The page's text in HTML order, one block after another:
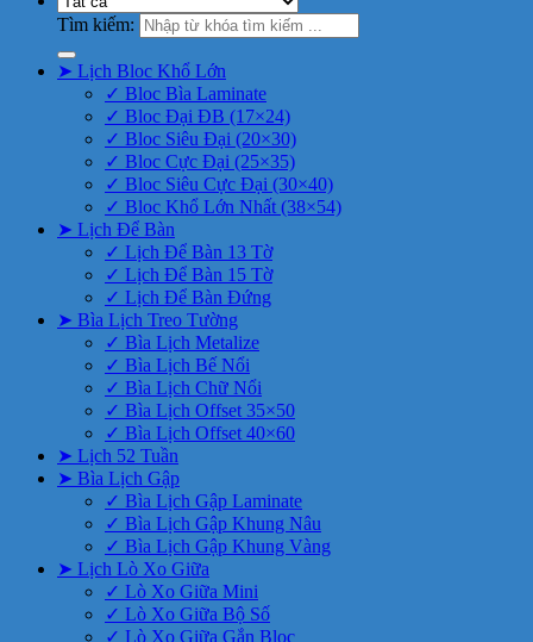
Tìm kiếm:
➤ Lịch Bloc Khổ Lớn
✓ Bloc Bìa Laminate
✓ Bloc Đại ĐB (17×24)
✓ Bloc Siêu Đại (20×30)
✓ Bloc Cực Đại (25×35)
✓ Bloc Siêu Cực Đại (30×40)
✓ Bloc Khổ Lớn Nhất (38×54)
➤ Lịch Để Bàn
✓ Lịch Để Bàn 13 Tờ
✓ Lịch Để Bàn 15 Tờ
✓ Lịch Để Bàn Đứng
➤ Bìa Lịch Treo Tường
✓ Bìa Lịch Metalize
✓ Bìa Lịch Bế Nổi
✓ Bìa Lịch Chữ Nổi
✓ Bìa Lịch Offset 35×50
✓ Bìa Lịch Offset 40×60
➤ Lịch 52 Tuần
➤ Bìa Lịch Gập
✓ Bìa Lịch Gập Laminate
✓ Bìa Lịch Gập Khung Nâu
✓ Bìa Lịch Gập Khung Vàng
➤ Lịch Lò Xo Giữa
✓ Lò Xo Giữa Mini
✓ Lò Xo Giữa Bộ Số
✓ Lò Xo Giữa Gắn Bloc